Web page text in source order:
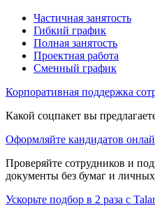
Частичная занятость
Гибкий график
Полная занятость
Проектная работа
Сменный график
Корпоративная поддержка
Какой соцпакет вы
Оформляйте кандидатов
Проверяйте сотрудников и
документы без бумаг и
Ускорьте подбор в 2 раза с